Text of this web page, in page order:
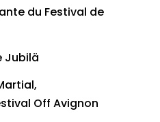
du Festival de
Jubilä
Off Avignon